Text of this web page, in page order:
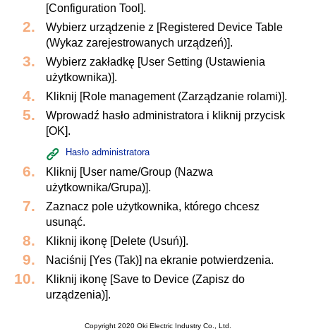
[Configuration Tool].
Wybierz urządzenie z [Registered Device Table
(Wykaz zarejestrowanych urządzeń)].
Wybierz zakładkę [User Setting (Ustawienia
użytkownika)].
Kliknij [Role management (Zarządzanie rolami)].
Wprowadź hasło administratora i kliknij przycisk
[OK].
Hasło administratora
Kliknij [User name/Group (Nazwa
użytkownika/Grupa)].
Zaznacz pole użytkownika, którego chcesz
usunąć.
Kliknij ikonę [Delete (Usuń)].
Naciśnij [Yes (Tak)] na ekranie potwierdzenia.
Kliknij ikonę [Save to Device (Zapisz do
urządzenia)].
Copyright 2020 Oki Electric Industry Co., Ltd.